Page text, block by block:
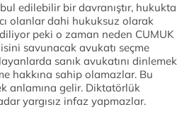
edilebilir bir davranıştır, hukukta
olanlar dahi hukuksuz olarak
peki o zaman neden CUMUK
savunacak avukatı seçme
sanık avukatını dinlemek
hakkına sahip olamazlar. Bu
anlamına gelir. Diktatörlük
yargısız infaz yapmazlar.